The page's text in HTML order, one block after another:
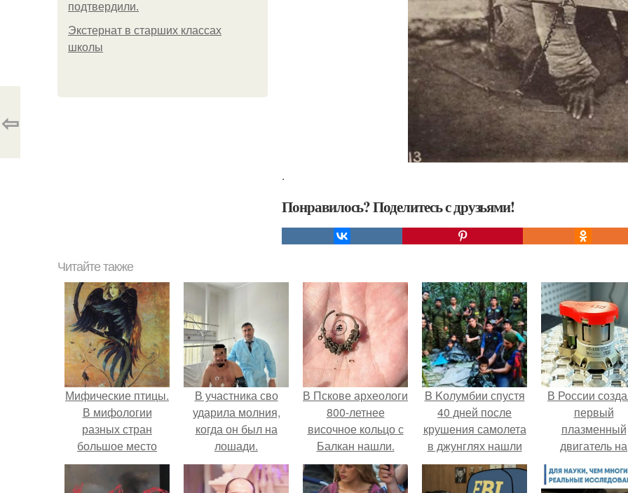
подтвердили.
Экстернат в старших классах
школы
.
Понравилось? Поделитесь с друзьями!
⇦
Читайте также
Мифические птицы.
В мифологии
разных стран
большое место
занимают образы
В участника сво
ударила молния,
когда он был на
лошади.
В Пскове археологи
800-летнее
височное кольцо с
Балкан нашли.
B Kолумбии спустя
40 дней после
крушения самолета
в джунглях нашли
выживших детей.
В России
первый
плазменный
двигатель на